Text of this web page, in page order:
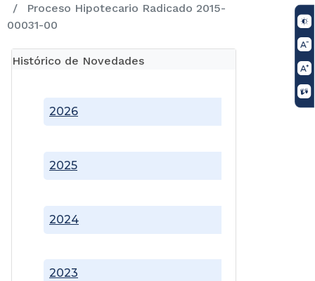
Proceso Hipotecario Radicado 2015-
00031-00
Histórico de Novedades
2023
2024
2025
2026